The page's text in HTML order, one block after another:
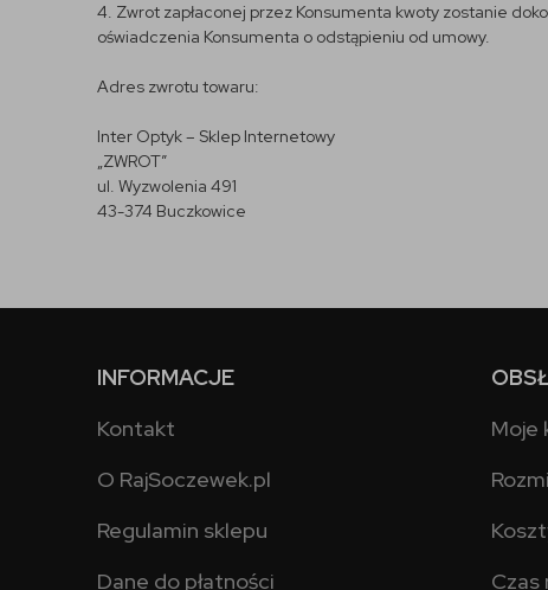
4. Zwrot zapłaconej przez Konsumenta kwoty zostanie
oświadczenia Konsumenta o odstąpieniu od umowy.
Adres zwrotu towaru:
Inter Optyk – Sklep Internetowy
„ZWROT”
ul. Wyzwolenia 491
43-374 Buczkowice
INFORMACJE
Kontakt
O RajSoczewek.pl
Regulamin sklepu
Dane do płatności
Moje
Czas